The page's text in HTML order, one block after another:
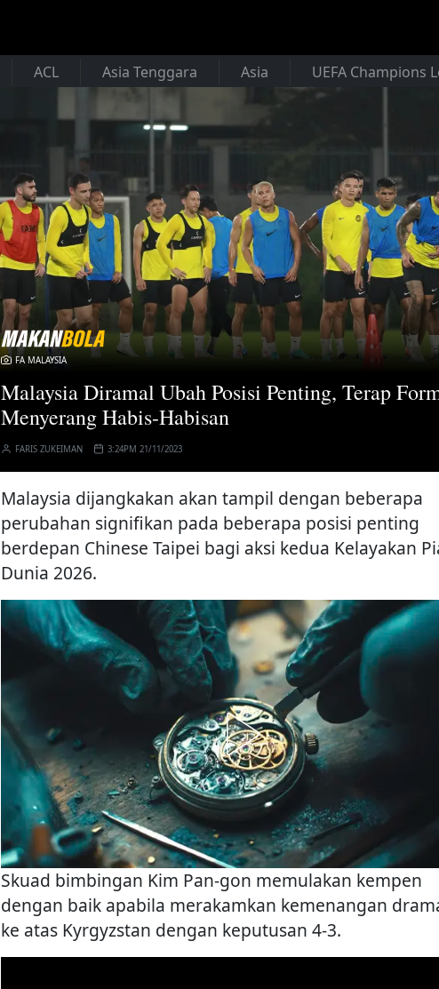
ACL Asia Tenggara Asia UEFA Champions
FA MALAYSIA
Malaysia Diramal Ubah Posisi Penting, Terap
Menyerang Habis-Habisan
FARIS ZUKEIMAN 3:24PM 21/11/2023
Malaysia dijangkakan akan tampil dengan beberapa
perubahan signifikan pada beberapa posisi penting
berdepan Chinese Taipei bagi aksi kedua Kelayakan
Dunia 2026.
Skuad bimbingan Kim Pan-gon memulakan kempen
dengan baik apabila merakamkan kemenangan
ke atas Kyrgyzstan dengan keputusan 4-3.